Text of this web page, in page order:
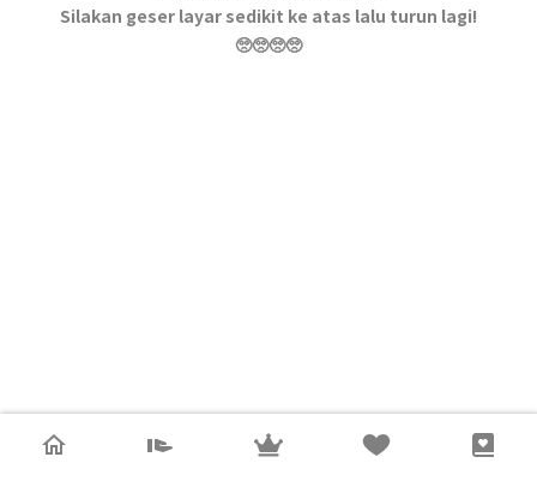
Silakan geser layar sedikit ke atas lalu turun lagi!
🥺🥺🥺🥺